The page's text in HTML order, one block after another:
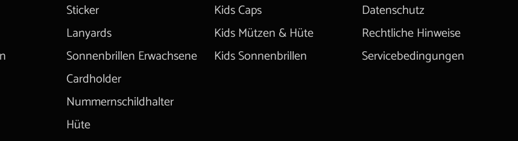
Sticker
Lanyards
Sonnenbrillen Erwachsene
Cardholder
Nummernschildhalter
Hüte
Kids Caps
Kids Mützen & Hüte
Kids Sonnenbrillen
Datenschutz
Rechtliche Hinweise
Servicebedingungen